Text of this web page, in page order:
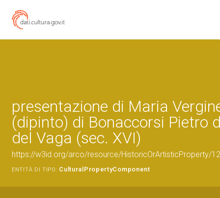
presentazione di Maria
(dipinto) di Bonaccorsi Pietro
del Vaga (sec. XVI)
https://w3id.org/arco/resource/HistoricOrArtisticProperty/
ENTITÀ DI TIPO: CulturalPropertyComponent